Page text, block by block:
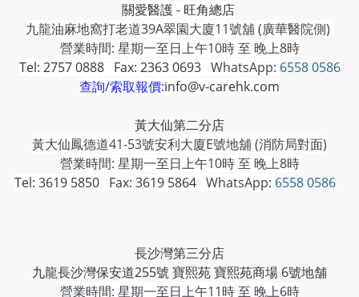
關愛醫護 - 旺角總店
九龍油麻地窩打老道39A翠園大廈11號舖 (廣華醫院側)
營業時間: 星期一至日上午10時 至 晚上8時
Tel: 2757 0888 Fax: 2363 0693WhatsApp: 6558 0586
查詢/索取報價:info@v-carehk.com
黃大仙第二分店
黃大仙鳳德道41-53號安利大廈E號地舖 (消防局對面)
營業時間: 星期一至日上午10時 至 晚上8時
Tel: 3619 5850 Fax: 3619 5864WhatsApp: 6558 0586
長沙灣第三分店
九龍長沙灣保安道255號 寶熙苑 寶熙苑商場 6號地舗
營業時間: 星期一至日上午11時 至 晚上6時